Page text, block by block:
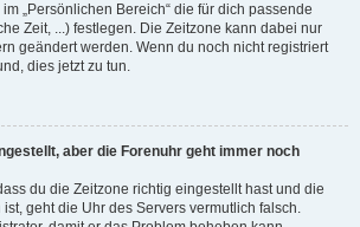
„Persönlichen Bereich“ die für dich passende
Zeit, ...) festlegen. Die Zeitzone kann dabei nur
geändert werden. Wenn du noch nicht registriert
dies jetzt zu tun.
aber die Forenuhr geht immer noch
du die Zeitzone richtig eingestellt hast und die
geht die Uhr des Servers vermutlich falsch.